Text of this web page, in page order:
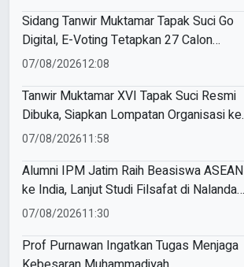
Sidang Tanwir Muktamar Tapak Suci Go
Digital, E-Voting Tetapkan 27 Calon
Formatur Periode 2026–2031
07/08/202612:08
Tanwir Muktamar XVI Tapak Suci Resmi
Dibuka, Siapkan Lompatan Organisasi ke
Pentas Dunia
07/08/202611:58
Alumni IPM Jatim Raih Beasiswa ASEAN
ke India, Lanjut Studi Filsafat di Nalanda
University
07/08/202611:30
Prof Purnawan Ingatkan Tugas Menjaga